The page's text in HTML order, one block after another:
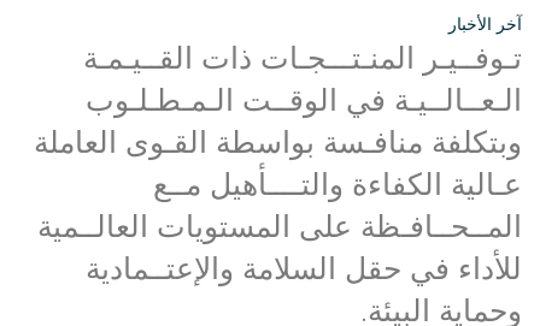
آخر الأخبار
تـوفــيـر المنـتـــجـات ذات القــيـمـة
الـعــالــيـة في الوقــت الـمـطـلـوب
وبتكلفة منافـسة بواسطة القـوى العاملة
عـالية الكفاءة والتــــأهيل مــع
المــحــافـظة على المستويات العالــمية
للأداء في حقل السلامة والإعتــمادية
وحماية البيئة.